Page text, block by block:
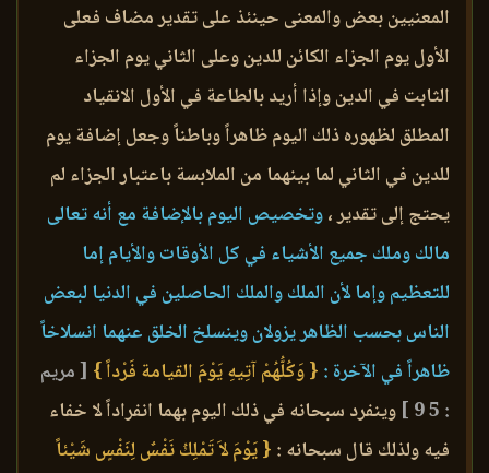
المعنيين بعض والمعنى حينئذ على تقدير مضاف فعلى
الأول يوم الجزاء الكائن للدين وعلى الثاني يوم الجزاء
الثابت في الدين وإذا أريد بالطاعة في الأول الانقياد
المطلق لظهوره ذلك اليوم ظاهراً وباطناً وجعل إضافة يوم
للدين في الثاني لما بينهما من الملابسة باعتبار الجزاء لم
يحتج إلى تقدير ،وتخصيص اليوم بالإضافة مع أنه تعالى
مالك وملك جميع الأشياء في كل الأوقات والأيام إما
للتعظيم وإما لأن الملك والملك الحاصلين في الدنيا لبعض
الناس بحسب الظاهر يزولان وينسلخ الخلق عنهما انسلاخاً
ظاهراً في الآخرة : { وَكُلُّهُمْ آتِيهِ يَوْمَ القيامة فَرْداً } [ مريم
: 5 9 ]
وينفرد سبحانه في ذلك اليوم بهما انفراداً لا خفاء
فيه ولذلك قال سبحانه : { يَوْمَ لاَ تَمْلِكُ نَفْسٌ لِنَفْسٍ شَيْئاً